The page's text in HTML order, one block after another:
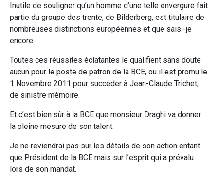
Inutile de souligner qu’un homme d’une telle envergure fait
partie du groupe des trente, de Bilderberg, est titulaire de
nombreuses distinctions européennes et que sais -je
encore…
Toutes ces réussites éclatantes le qualifient sans doute
aucun pour le poste de patron de la BCE, ou il est promu le
1 Novembre 2011 pour succéder à Jean-Claude Trichet,
de sinistre mémoire.
Et c’est bien sûr à la BCE que monsieur Draghi va donner
la pleine mesure de son talent.
Je ne reviendrai pas sur les détails de son action entant
que Président de la BCE mais sur l’esprit qui a prévalu
lors de son mandat.